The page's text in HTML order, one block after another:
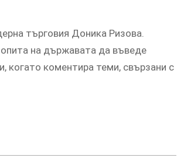
търговия Доника Ризова.
на държавата да въведе
когато коментира теми, свързани с